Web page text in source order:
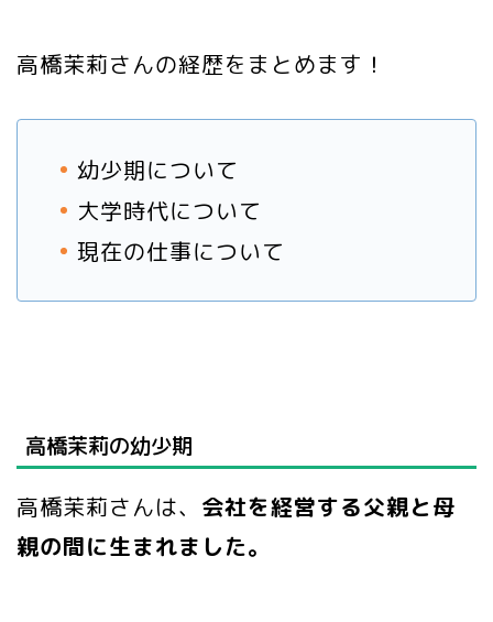
高橋茉莉さんの経歴をまとめます！
幼少期について
大学時代について
現在の仕事について
高橋茉莉の幼少期
高橋茉莉さんは、 会社を経営する父親と母
親の間に生まれました。